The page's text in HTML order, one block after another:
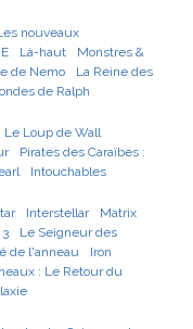
nouveaux
Là-haut
Monstres &
de Nemo
La Reine des
de Ralph
Le Loup de Wall
Pirates des Caraïbes :
Intouchables
Interstellar
Matrix
Le Seigneur des
de l'anneau
Iron
: Le Retour du